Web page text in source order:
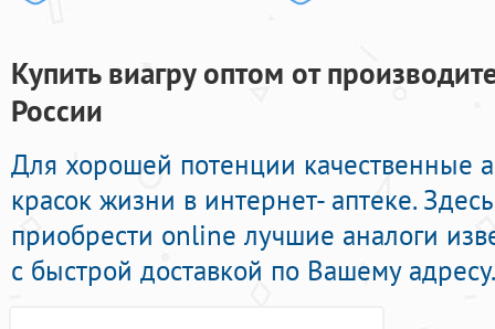
Купить виагру оптом от
России
Для хорошей потенции качественные
красок жизни в интернет- аптеке.
приобрести online лучшие аналоги
с быстрой доставкой по Вашему адресу.